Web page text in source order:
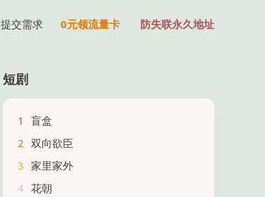
提交需求 0元领流量卡 防失联永久地址
短剧
1
盲盒
2 双向欲臣
3 家里家外
4 花朝